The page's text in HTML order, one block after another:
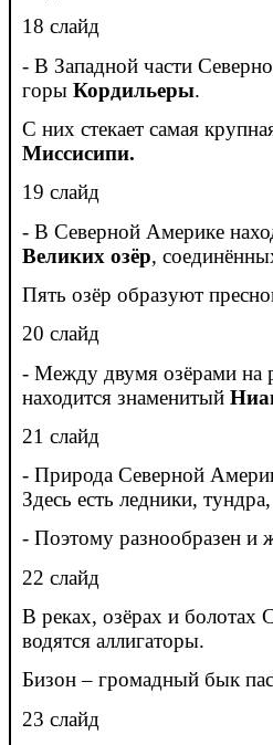
18 слайд
- В Западной части
горы Кордильеры.
С них стекает самая
Миссисипи.
19 слайд
- В Северной Америке
Великих озёр,
Пять озёр образуют
20 слайд
- Между двумя озёрами на
находится знаменитый
21 слайд
- Природа Северной
Здесь есть ледники,
- Поэтому разнообразен и
22 слайд
В реках, озёрах и болотах
водятся аллигаторы.
Бизон – громадный бык
23 слайд